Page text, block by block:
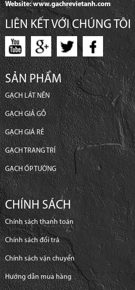
Website: www.gachrevietanh.com
LIÊN KẾT VỚI CHÚNG TÔI
SẢN PHẨM
GẠCH LÁT NỀN
GẠCH GIẢ GỖ
GẠCH GIÁ RẺ
GẠCH TRANG TRÍ
GẠCH ỐP TƯỜNG
CHÍNH SÁCH
Chính sách thanh toán
Chính sách đổi trả
Chính sách vận chuyển
Hướng dẫn mua hàng